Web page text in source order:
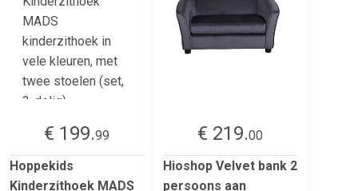
€ 199.99
Hoppekids
Kinderzithoek MADS
€ 219.00
Hioshop Velvet bank 2
persoons aan